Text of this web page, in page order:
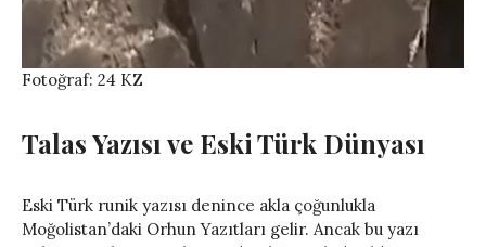
Fotoğraf: 24 KZ
Talas Yazısı ve Eski Türk Dünyası
Eski Türk runik yazısı denince akla çoğunlukla
Moğolistan’daki Orhun Yazıtları gelir. Ancak bu yazı